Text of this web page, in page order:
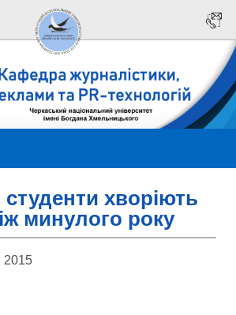
студенти хворіють
минулого року
2015